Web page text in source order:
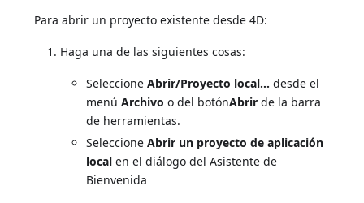
Para abrir un proyecto existente desde 4D:
Haga una de las siguientes cosas:
SeleccioneAbrir/Proyecto local... desde el
menúArchivo o del botónAbrir de la barra
de herramientas.
SeleccioneAbrir un proyecto de aplicación
local en el diálogo del Asistente de
Bienvenida